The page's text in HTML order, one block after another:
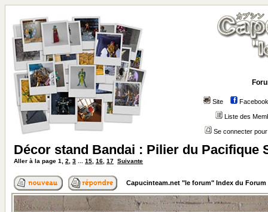
Site Facebook
Liste des
Se connecter
Décor stand Bandai : Pilier du Pacifique
Aller à la page 1 2 3 15 16 17 Suivante
Capucinteam.net "le forum" Index du Forum